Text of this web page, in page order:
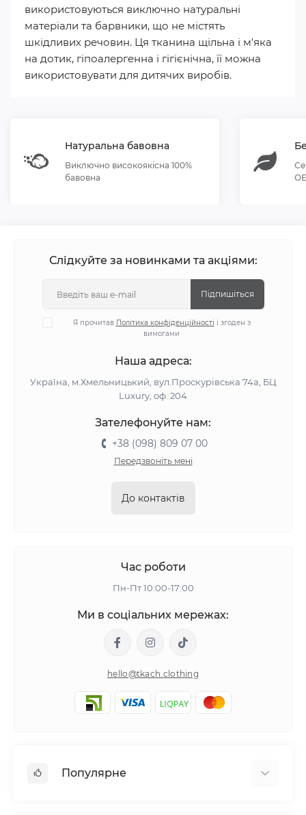
використовуються виключно натуральні
матеріали та барвники, що не містять
шкідливих речовин. Ця тканина щільна і м'яка
на дотик, гіпоалергенна і гігієнічна, її можна
використовувати для дитячих виробів.
Натуральна бавовна
Виключно високоякісна 100%
бавовна
Слідкуйте за новинками та акціями:
Підпишіться
Я прочитав Політика конфіденційності і згоден з
вимогами
Наша адреса:
Україна, м.Хмельницький, вул.Проскурівська 74а, БЦ
Luxury, оф. 204
Зателефонуйте нам:
+38 (098) 809 07 00
Передзвоніть мені
До контактів
Час роботи
Пн-Пт 10:00-17:00
Ми в соціальних мережах:
hello@tkach.clothing
Популярне